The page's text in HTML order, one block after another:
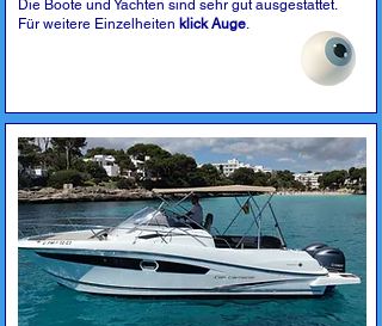
Die Boote und Yachten sind sehr gut ausgestattet.
Für weitere Einzelheiten klick Auge.